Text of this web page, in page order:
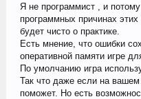
Я не программист , и
программных причинах
будет чисто о практике.
Есть мнение, что ошибки
оперативной памяти игре
По умолчанию игра
Так что даже если на
поможет. Но есть